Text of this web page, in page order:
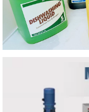
Chính vì thế, khi mua
xem xét các vấn đề sau:
Mua nguyên liệu
phép rõ ràng.
đủ từ các cơ quan
sản xuất ở những
Mua nguyên liệu